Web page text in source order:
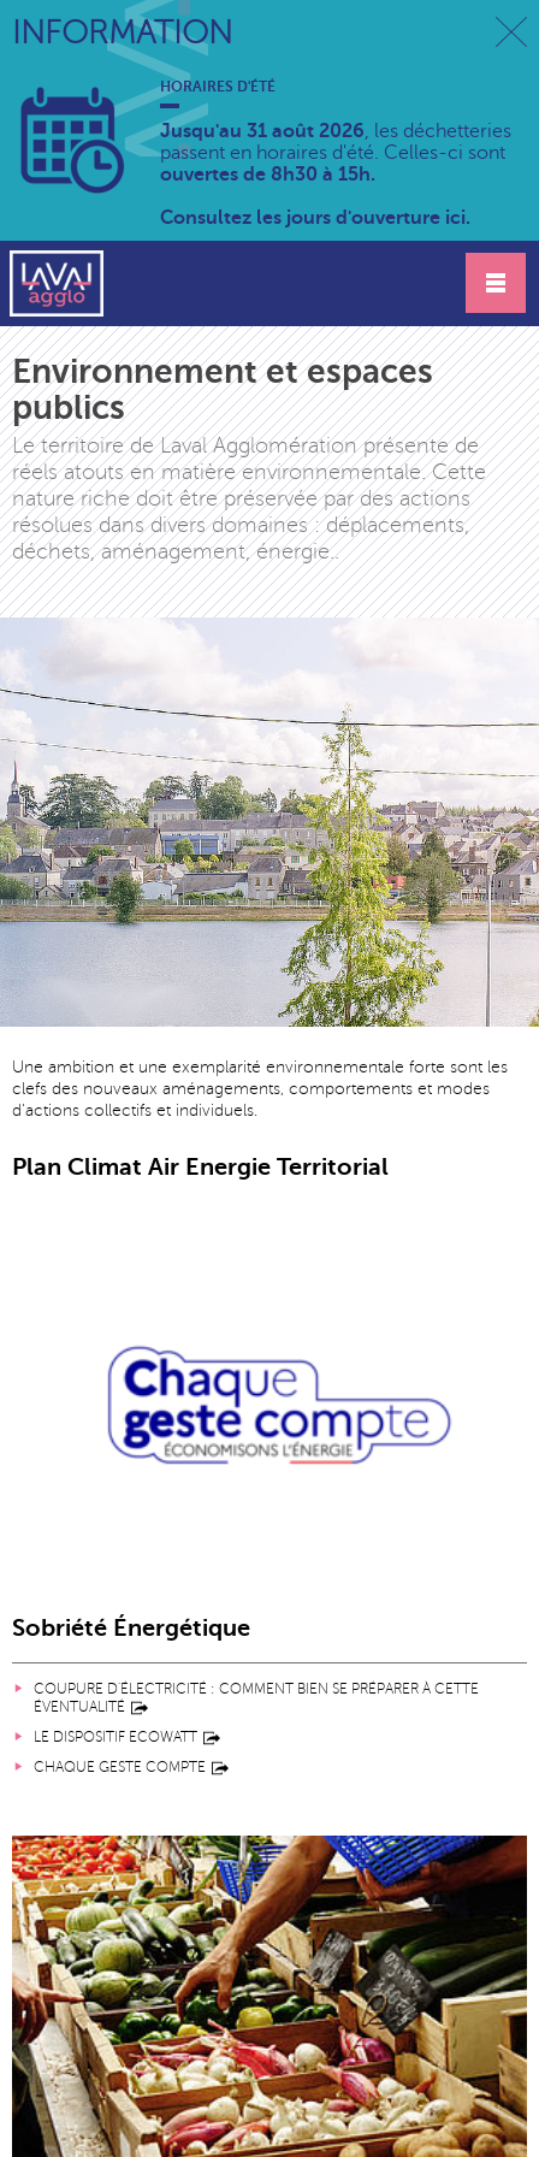
INFORMATION
HORAIRES D'ÉTÉ
Jusqu'au 31 août 2026, les déchetteries
passent en horaires d'été. Celles-ci sont
ouvertes de 8h30 à 15h.
Consultez les jours d'ouverture ici.
Environnement et espaces
publics
Le territoire de Laval Agglomération présente de
réels atouts en matière environnementale. Cette
nature riche doit être préservée par des actions
résolues dans divers domaines : déplacements,
déchets, aménagement, énergie..
Une ambition et une exemplarité environnementale forte sont les
clefs des nouveaux aménagements, comportements et modes
d'actions collectifs et individuels.
Plan Climat Air Energie Territorial
Sobriété Énergétique
COUPURE D'ÉLECTRICITÉ : COMMENT BIEN SE PRÉPARER À CETTE
ÉVENTUALITÉ
LE DISPOSITIF ECOWATT
CHAQUE GESTE COMPTE